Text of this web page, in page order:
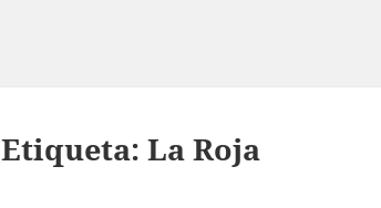
Etiqueta:La Roja